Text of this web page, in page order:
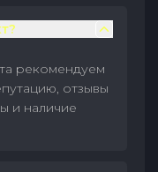
рекомендуем
отзывы
и наличие